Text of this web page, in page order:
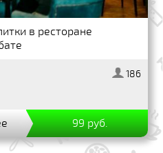
в ресторане
186
99 руб.